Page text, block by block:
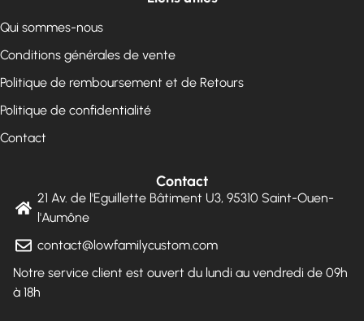
Qui sommes-nous
Conditions générales de vente
Politique de remboursement et de Retours
Politique de confidentialité
Contact
Contact
21 Av. de l'Eguillette Bâtiment U3, 95310 Saint-Ouen-
l'Aumône
contact@lowfamilycustom.com
Notre service client est ouvert du lundi au vendredi de 09h
à 18h